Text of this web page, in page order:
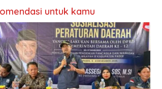
untuk kamu